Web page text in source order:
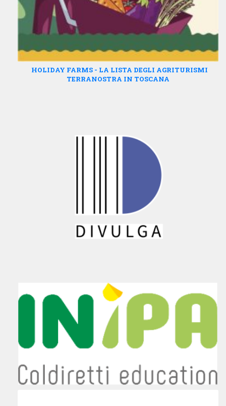
HOLIDAY FARMS - LA LISTA DEGLI AGRITURISMI
TERRANOSTRA IN TOSCANA